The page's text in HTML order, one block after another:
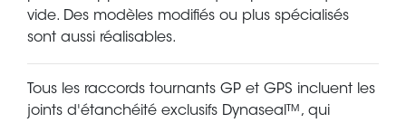
vide. Des modèles modifiés ou plus spécialisés
sont aussi réalisables.
Tous les raccords tournants GP et GPS incluent les
joints d'étanchéité exclusifs Dynaseal™, qui